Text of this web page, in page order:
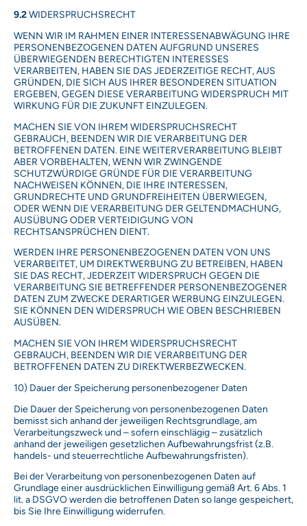
9.2WIDERSPRUCHSRECHT
WENN WIR IM RAHMEN EINER INTERESSENABWÄGUNG IHRE
PERSONENBEZOGENEN DATEN AUFGRUND UNSERES
ÜBERWIEGENDEN BERECHTIGTEN INTERESSES
VERARBEITEN, HABEN SIE DAS JEDERZEITIGE RECHT, AUS
GRÜNDEN, DIE SICH AUS IHRER BESONDEREN SITUATION
ERGEBEN, GEGEN DIESE VERARBEITUNG WIDERSPRUCH MIT
WIRKUNG FÜR DIE ZUKUNFT EINZULEGEN.
MACHEN SIE VON IHREM WIDERSPRUCHSRECHT
GEBRAUCH, BEENDEN WIR DIE VERARBEITUNG DER
BETROFFENEN DATEN. EINE WEITERVERARBEITUNG BLEIBT
ABER VORBEHALTEN, WENN WIR ZWINGENDE
SCHUTZWÜRDIGE GRÜNDE FÜR DIE VERARBEITUNG
NACHWEISEN KÖNNEN, DIE IHRE INTERESSEN,
GRUNDRECHTE UND GRUNDFREIHEITEN ÜBERWIEGEN,
ODER WENN DIE VERARBEITUNG DER GELTENDMACHUNG,
AUSÜBUNG ODER VERTEIDIGUNG VON
RECHTSANSPRÜCHEN DIENT.
WERDEN IHRE PERSONENBEZOGENEN DATEN VON UNS
VERARBEITET, UM DIREKTWERBUNG ZU BETREIBEN, HABEN
SIE DAS RECHT, JEDERZEIT WIDERSPRUCH GEGEN DIE
VERARBEITUNG SIE BETREFFENDER PERSONENBEZOGENER
DATEN ZUM ZWECKE DERARTIGER WERBUNG EINZULEGEN.
SIE KÖNNEN DEN WIDERSPRUCH WIE OBEN BESCHRIEBEN
AUSÜBEN.
MACHEN SIE VON IHREM WIDERSPRUCHSRECHT
GEBRAUCH, BEENDEN WIR DIE VERARBEITUNG DER
BETROFFENEN DATEN ZU DIREKTWERBEZWECKEN.
10) Dauer der Speicherung personenbezogener Daten
Die Dauer der Speicherung von personenbezogenen Daten
bemisst sich anhand der jeweiligen Rechtsgrundlage, am
Verarbeitungszweck und – sofern einschlägig – zusätzlich
anhand der jeweiligen gesetzlichen Aufbewahrungsfrist (z.B.
handels- und steuerrechtliche Aufbewahrungsfristen).
Bei der Verarbeitung von personenbezogenen Daten auf
Grundlage einer ausdrücklichen Einwilligung gemäß Art. 6 Abs. 1
lit. a DSGVO werden die betroffenen Daten so lange gespeichert,
bis Sie Ihre Einwilligung widerrufen.